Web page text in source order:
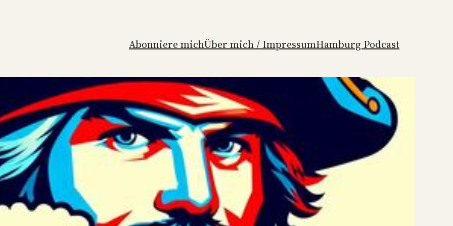
Abonniere michÜber mich / ImpressumHamburg Podcast